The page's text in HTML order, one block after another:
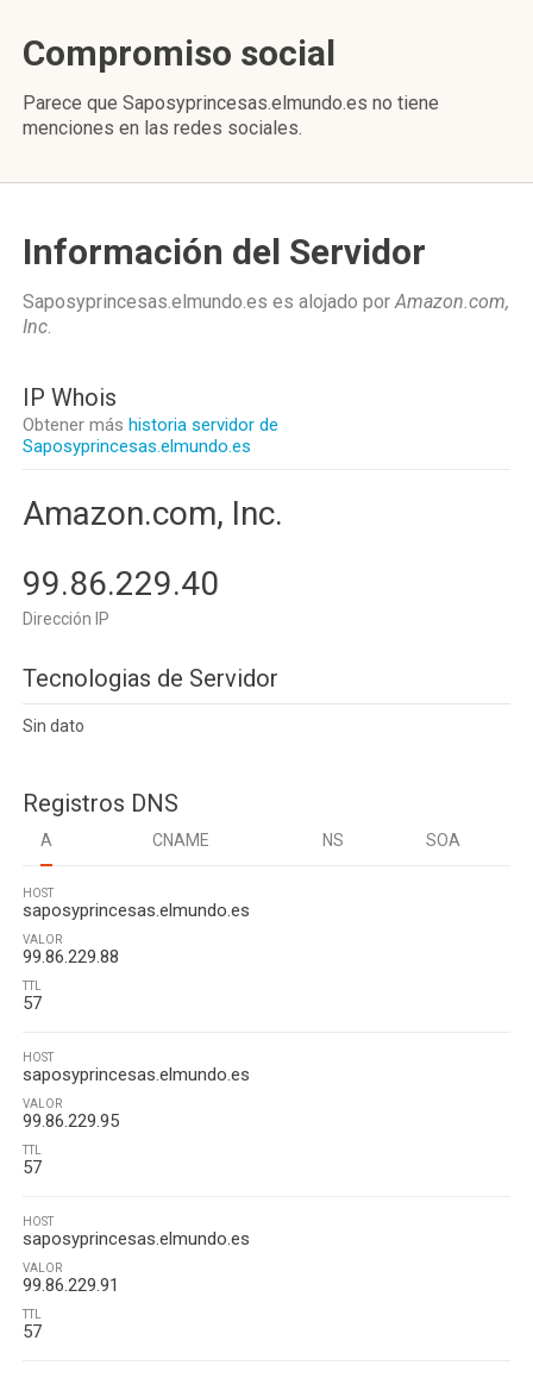
Compromiso social
Parece que Saposyprincesas.elmundo.es no tiene
menciones en las redes sociales.
Información del Servidor
Saposyprincesas.elmundo.es es alojado porAmazon.com,
Inc.
IP Whois
Obtener más historia servidor de
Saposyprincesas.elmundo.es
Amazon.com, Inc.
99.86.229.40
Dirección IP
Tecnologias de Servidor
Sin dato
Registros DNS
A CNAME NS SOA
HOST
saposyprincesas.elmundo.es
VALOR
99.86.229.88
TTL
57
HOST
saposyprincesas.elmundo.es
VALOR
99.86.229.95
TTL
57
HOST
saposyprincesas.elmundo.es
VALOR
99.86.229.91
TTL
57